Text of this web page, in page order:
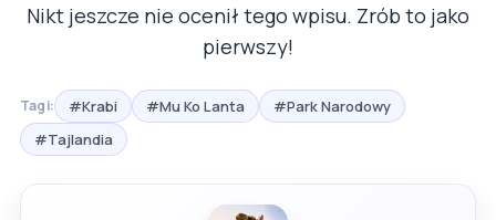
Nikt jeszcze nie ocenił tego wpisu. Zrób to jako
pierwszy!
Tagi: #Krabi #Mu Ko Lanta
#Park Narodowy
#Tajlandia